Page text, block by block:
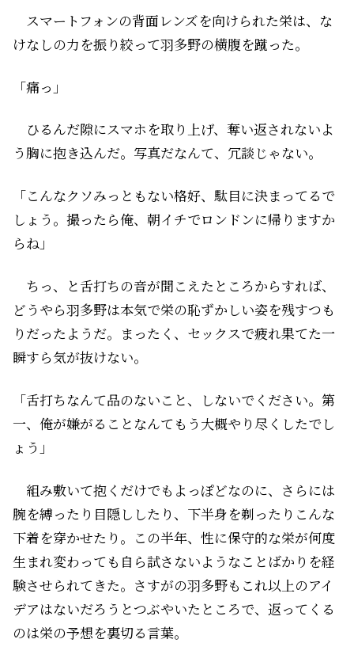
スマートフォンの背面レンズを向けられた栄は、な
けなしの力を振り絞って羽多野の横腹を蹴った。
「痛っ」
ひるんだ隙にスマホを取り上げ、奪い返されないよ
う胸に抱き込んだ。写真だなんて、冗談じゃない。
「こんなクソみっともない格好、駄目に決まってるで
しょう。撮ったら俺、朝イチでロンドンに帰りますか
らね」
ちっ、と舌打ちの音が聞こえたところからすれば、
どうやら羽多野は本気で栄の恥ずかしい姿を残すつも
りだったようだ。まったく、セックスで疲れ果てた一
瞬すら気が抜けない。
「舌打ちなんて品のないこと、しないでください。第
一、俺が嫌がることなんてもう大概やり尽くしたでし
ょう」
組み敷いて抱くだけでもよっぽどなのに、さらには
腕を縛ったり目隠ししたり、下半身を剃ったりこんな
下着を穿かせたり。この半年、性に保守的な栄が何度
生まれ変わっても自ら試さないようなことばかりを経
験させられてきた。さすがの羽多野もこれ以上のアイ
デアはないだろうとつぶやいたところで、返ってくる
のは栄の予想を裏切る言葉。